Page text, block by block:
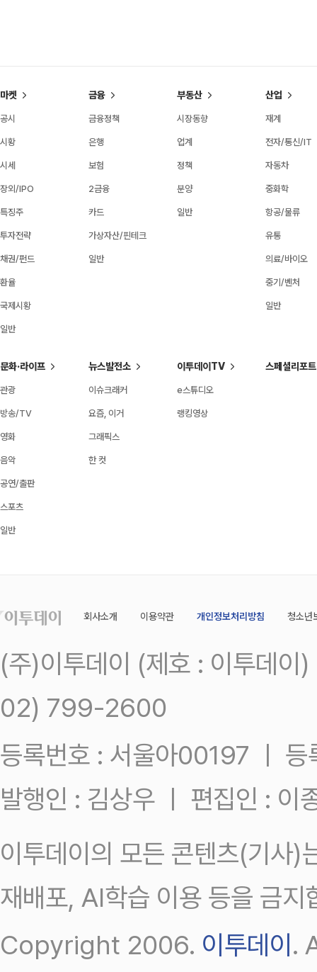
마켓
공시
시황
시세
장외/IPO
특징주
투자전략
채권/펀드
환율
국제시황
일반
금융
금융정책
은행
보험
2금융
카드
가상자산/핀테크
일반
부동산
시장동향
업계
정책
분양
일반
산업
재계
전자/통신/IT
자동차
중화학
항공/물류
유통
의료/바이오
중기/벤처
일반
문화·라이프
관광
방송/TV
영화
음악
공연/출판
스포츠
일반
뉴스발전소
이슈크래커
요즘, 이거
그래픽스
한 컷
이투데이TV
e스튜디오
랭킹영상
스페셜리포트
회사소개 이용약관 개인정보처리방침 청소년
(주)이투데이 (제호 : 이투데
02) 799-2600
등록번호 : 서울아00197 ㅣ
발행인 : 김상우 ㅣ 편집인 : 이
이투데이의 모든 콘텐츠(기사)
재배포, AI학습 이용 등을 금지
Copyright 2006. 이투데이.